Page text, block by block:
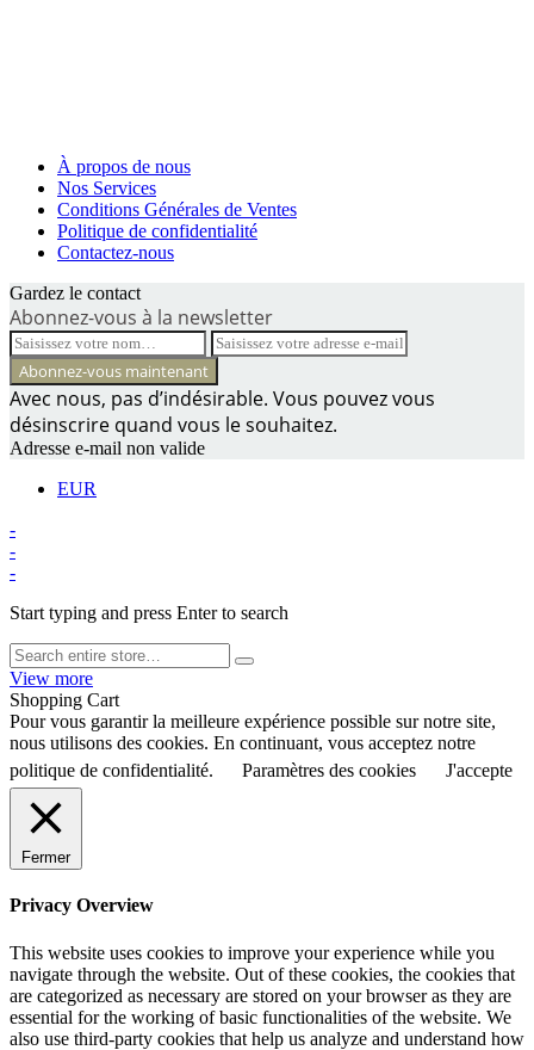
À propos de nous
Nos Services
Conditions Générales de Ventes
Politique de confidentialité
Contactez-nous
Gardez le contact
Abonnez-vous à la newsletter
Avec nous, pas d’indésirable. Vous pouvez vous
désinscrire quand vous le souhaitez.
Adresse e-mail non valide
EUR
-
-
-
Start typing and press Enter to search
View more
Shopping Cart
Pour vous garantir la meilleure expérience possible sur notre site,
nous utilisons des cookies. En continuant, vous acceptez notre
politique de confidentialité.
Paramètres des cookies J'accepte
Fermer
Privacy Overview
This website uses cookies to improve your experience while you
navigate through the website. Out of these cookies, the cookies that
are categorized as necessary are stored on your browser as they are
essential for the working of basic functionalities of the website. We
also use third-party cookies that help us analyze and understand how